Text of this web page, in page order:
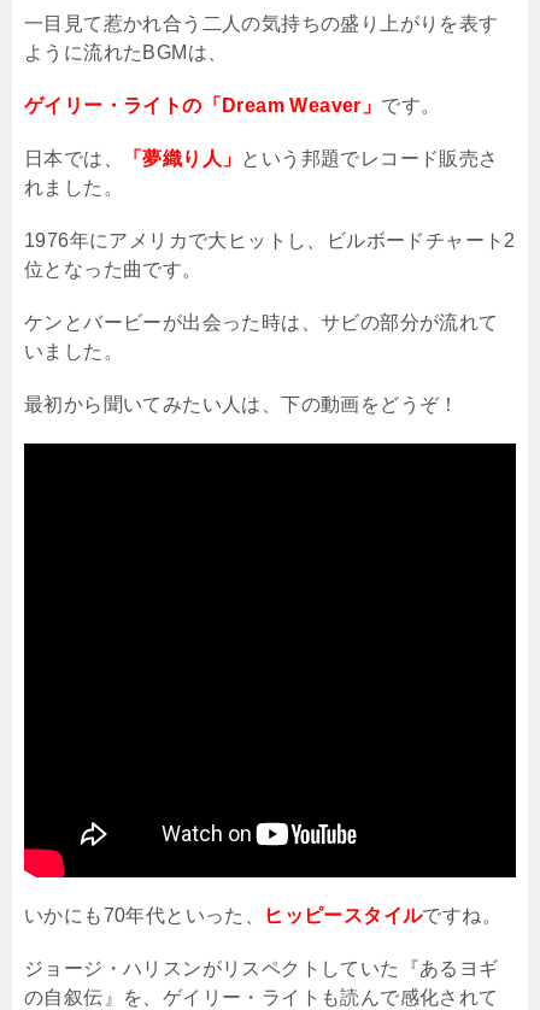
一目見て惹かれ合う二人の気持ちの盛り上がりを表す
ように流れた BGM は、
ゲイリー・ライトの「Dream Weaver」 です。
日本では、 「夢織り人」 という邦題でレコード販売さ
れました。
1976年にアメリカで大ヒットし、ビルボードチャート 2
位となった曲です。
ケンとバービーが出会った時は、サビの部分が流れて
いました。
最初から聞いてみたい人は、下の動画をどうぞ！
いかにも70年代といった、 ヒッピースタイルですね。
ジョージ・ハリスンがリスペクトしていた『あるヨギ
の自叙伝』を、ゲイリー・ライトも読んで感化されて